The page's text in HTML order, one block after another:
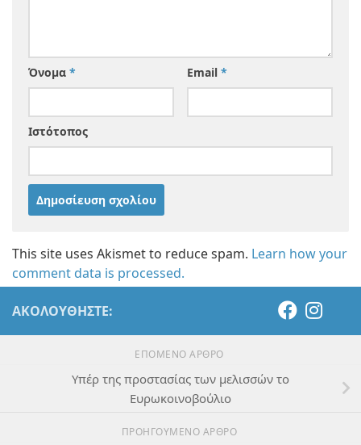
Όνομα * Email *
Ιστότοπος
This site uses Akismet to reduce spam. Learn how your
comment data is processed.
ΑΚΟΛΟΥΘΉΣΤΕ:
ΕΠΌΜΕΝΟ ΆΡΘΡΟ
Υπέρ της προστασίας των μελισσών το
Ευρωκοινοβούλιο
ΠΡΟΗΓΟΎΜΕΝΟ ΆΡΘΡΟ